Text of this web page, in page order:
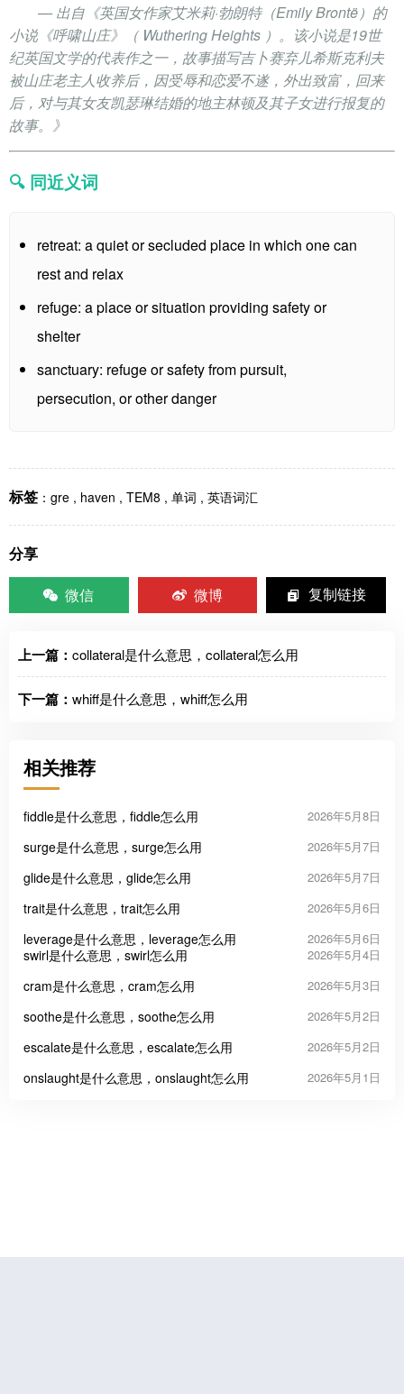
— 出自《英国女作家艾米莉·勃朗特（Emily Brontë）的
小说《呼啸山庄》（ Wuthering Heights ）。该小说是19世
纪英国文学的代表作之一，故事描写吉卜赛弃儿希斯克利夫
被山庄老主人收养后，因受辱和恋爱不遂，外出致富，回来
后，对与其女友凯瑟琳结婚的地主林顿及其子女进行报复的
故事。》
🔍 同近义词
retreat: a quiet or secluded place in which one can
rest and relax
refuge: a place or situation providing safety or
shelter
sanctuary: refuge or safety from pursuit,
persecution, or other danger
标签 ： gre , haven , TEM8 , 单词 , 英语词汇
分享
微信
微博 复制链接
上一篇： collateral是什么意思，collateral怎么用
下一篇： whiff是什么意思，whiff怎么用
相关推荐
fiddle是什么意思，fiddle怎么用 2026年5月8日
surge是什么意思，surge怎么用 2026年5月7日
glide是什么意思，glide怎么用 2026年5月7日
trait是什么意思，trait怎么用 2026年5月6日
leverage是什么意思，leverage怎么用 2026年5月6日
swirl是什么意思，swirl怎么用 2026年5月4日
cram是什么意思，cram怎么用 2026年5月3日
soothe是什么意思，soothe怎么用 2026年5月2日
escalate是什么意思，escalate怎么用 2026年5月2日
onslaught是什么意思，onslaught怎么用 2026年5月1日